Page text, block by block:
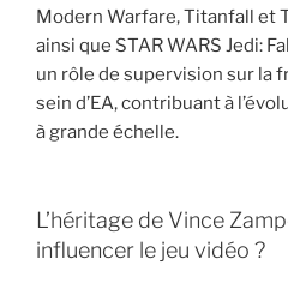
Modern Warfare, Titanfall et
ainsi que STAR WARS Jedi:
un rôle de supervision sur la
sein d’EA, contribuant à
à grande échelle.
L’héritage de Vince
influencer le jeu vidéo ?